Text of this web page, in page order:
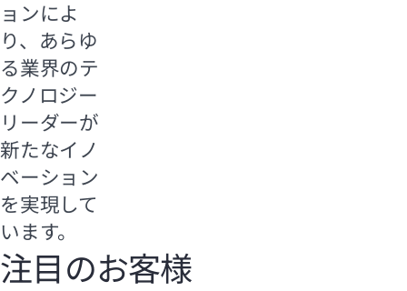
ョンによ
り、あらゆ
る業界のテ
クノロジー
リーダーが
新たなイノ
ベーション
を実現して
います。
注目のお客様